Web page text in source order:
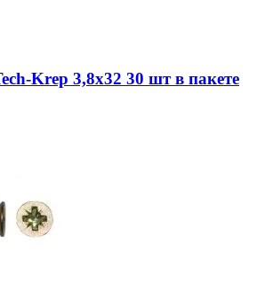
Krep 3,8х32 30 шт в пакете